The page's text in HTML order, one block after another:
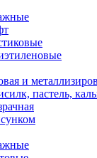
и
пастель,